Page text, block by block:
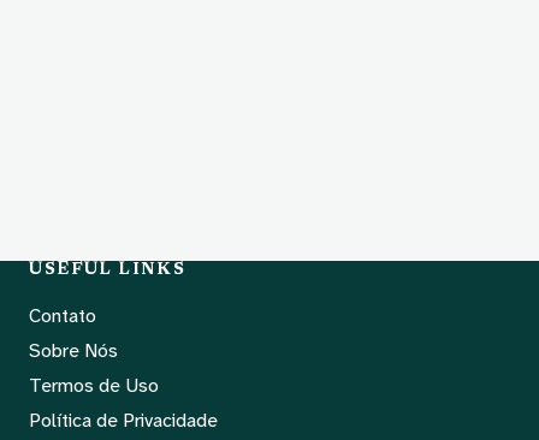
USEFUL LINKS
Contato
Sobre Nós
Termos de Uso
Política de Privacidade